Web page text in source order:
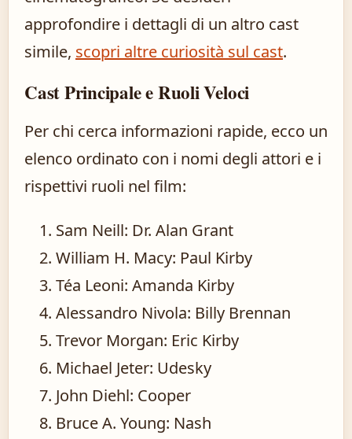
approfondire i dettagli di un altro cast
simile, scopri altre curiosità sul cast.
Cast Principale e Ruoli Veloci
Per chi cerca informazioni rapide, ecco un
elenco ordinato con i nomi degli attori e i
rispettivi ruoli nel film:
Sam Neill: Dr. Alan Grant
William H. Macy: Paul Kirby
Téa Leoni: Amanda Kirby
Alessandro Nivola: Billy Brennan
Trevor Morgan: Eric Kirby
Michael Jeter: Udesky
John Diehl: Cooper
Bruce A. Young: Nash